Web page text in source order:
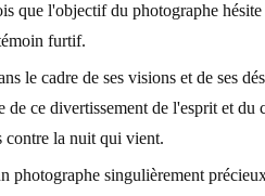
que l'objectif du photographe
furtif.
le cadre de ses visions et de ses
ce divertissement de l'esprit et du
contre la nuit qui vient.
photographe singulièrement